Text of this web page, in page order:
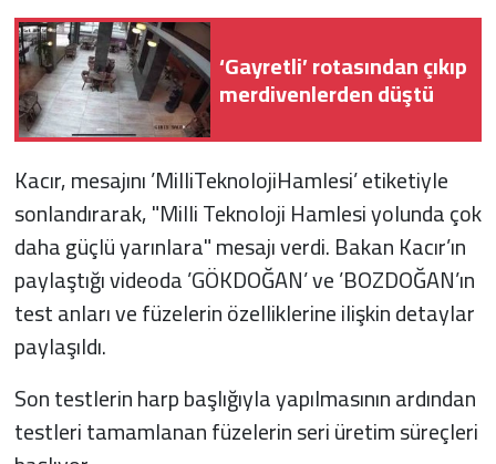
‘Gayretli’ rotasından çıkıp
merdivenlerden düştü
Kacır, mesajını ’MilliTeknolojiHamlesi’ etiketiyle
sonlandırarak, "Milli Teknoloji Hamlesi yolunda çok
daha güçlü yarınlara" mesajı verdi. Bakan Kacır’ın
paylaştığı videoda ’GÖKDOĞAN’ ve ’BOZDOĞAN’ın
test anları ve füzelerin özelliklerine ilişkin detaylar
paylaşıldı.
Son testlerin harp başlığıyla yapılmasının ardından
testleri tamamlanan füzelerin seri üretim süreçleri